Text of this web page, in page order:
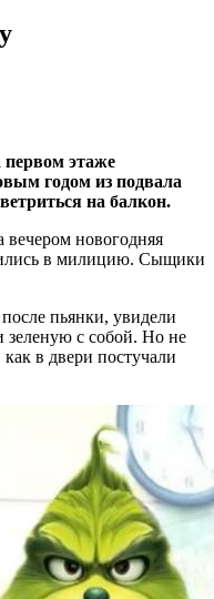
этаже
годом из подвала
на балкон.
вечером новогодняя
в милицию. Сыщики
пьянки, увидели
зеленую с собой. Но не
в двери постучали